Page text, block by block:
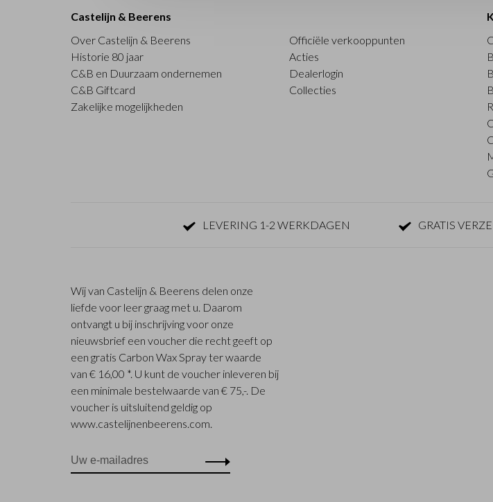
Castelijn & Beerens
Over Castelijn & Beerens
Historie 80 jaar
C&B en Duurzaam ondernemen
C&B Giftcard
Zakelijke mogelijkheden
Officiële verkooppunten
Acties
Dealerlogin
Collecties
LEVERING 1-2 WERKDAGEN GRATIS
Wij van Castelijn & Beerens delen onze
liefde voor leer graag met u. Daarom
ontvangt u bij inschrijving voor onze
nieuwsbrief een voucher die recht geeft op
een gratis Carbon Wax Spray ter waarde
van € 16,00 *. U kunt de voucher inleveren bij
een minimale bestelwaarde van € 75,-. De
voucher is uitsluitend geldig op
www.castelijnenbeerens.com.